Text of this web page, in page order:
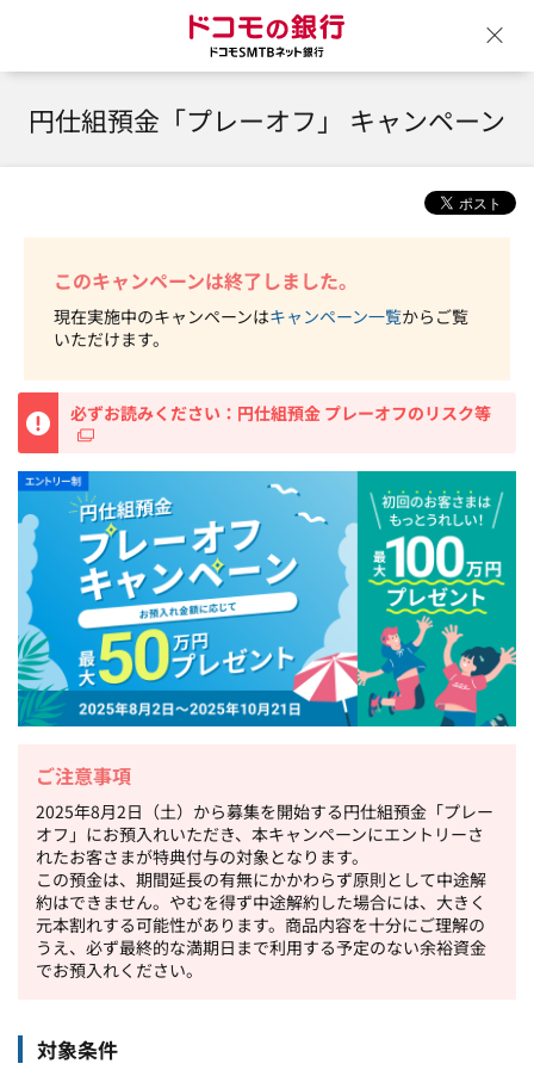
円仕組預金「プレーオフ」 キャンペーン
このキャンペーンは終了しました。
現在実施中のキャンペーンはキャンペーン一覧からご覧
いただけます。
重要
必ずお読みください：円仕組預金 プレーオフのリスク等
ご注意事項
2025年8月2日（土）から募集を開始する円仕組預金「プレー
オフ」にお預入れいただき、本キャンペーンにエントリーさ
れたお客さまが特典付与の対象となります。
この預金は、期間延長の有無にかかわらず原則として中途解
約はできません。やむを得ず中途解約した場合には、大きく
元本割れする可能性があります。商品内容を十分にご理解の
うえ、必ず最終的な満期日まで利用する予定のない余裕資金
でお預入れください。
対象条件